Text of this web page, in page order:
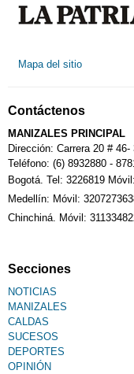
Calendario
Sudoku
Mapa del sitio
Contáctenos
MANIZALES PRINCIPAL
Dirección: Carrera 20 # 46-
Teléfono: (6) 8932880 -
Bogotá. Tel: 3226819
Medellín: Móvil:
Chinchiná. Móvil:
Secciones
NOTICIAS
MANIZALES
CALDAS
SUCESOS
DEPORTES
OPINIÓN